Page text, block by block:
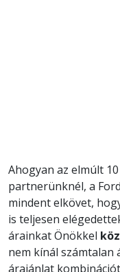
Ahogyan az elmúlt
partnerünknél, a
mindent elkövet,
is teljesen
árainkat Önökkel
nem kínál
árajánlat